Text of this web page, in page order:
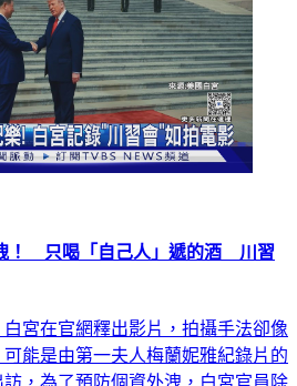
！ 只喝「自己人」遞的酒 川習
宮在官網釋出影片，拍攝手法卻像
能是由第一夫人梅蘭妮雅紀錄片的
，為了預防個資外洩，白宮官員除